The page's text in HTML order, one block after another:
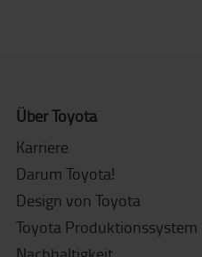
Über Toyota
Karriere
Darum Toyota!
Design von Toyota
Toyota Produktionssystem